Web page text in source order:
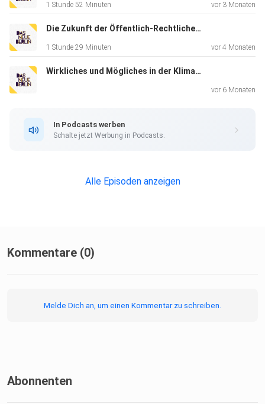
1 Stunde 52 Minuten vor 3 Monaten
Die Zukunft der Öffentlich-Rechtlichen – mit Leonhard Dobusch
1 Stunde 29 Minuten vor 4 Monaten
Wirkliches und Mögliches in der Klimakatastrophe – mit Frank Adloff
vor 6 Monaten
In Podcasts werben
Schalte jetzt Werbung in Podcasts.
Alle Episoden anzeigen
Kommentare (0)
Melde Dich an, um einen Kommentar zu schreiben.
Abonnenten